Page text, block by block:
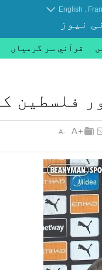
.
English
نیوز
قرآني سر گرمياں
فلسطین